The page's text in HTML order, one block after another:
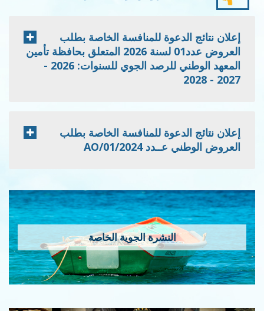
إعلان نتائج الدعوة للمنافسة الخاصة بطلب
العروض عدد01 لسنة 2026 المتعلق بحافظة تأمين
المعهد الوطني للرصد الجوي للسنوات: 2026 -
2027 - 2028
إعلان نتائج الدعوة للمنافسة الخاصة بطلب
العروض الوطني عــدد 2024/AO/01
النشرة الجوية الخاصة